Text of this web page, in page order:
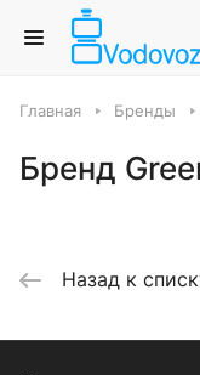
Главная Бренды
Бренд
Назад к